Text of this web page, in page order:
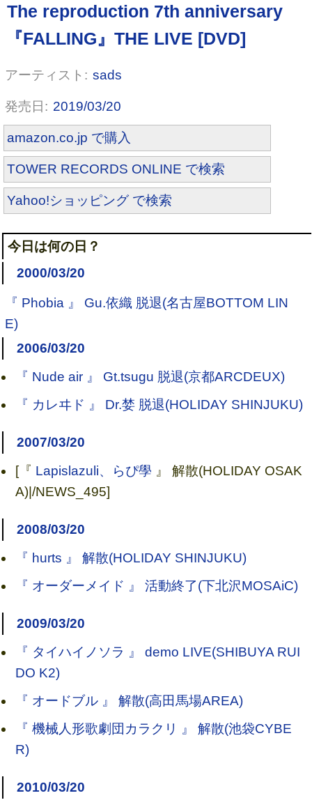
sads
2019/03/20
amazon.co.jp で購入
TOWER RECORDS ONLINE で検索
Yahoo!ショッピング で検索
今日は何の日？
2000/03/20
『 Phobia 』 Gu.依織 脱退(名古屋BOTTOM LIN
E)
2006/03/20
『 Nude air 』 Gt.tsugu 脱退(京都ARCDEUX)
『 カレヰド 』 Dr.婪 脱退(HOLIDAY SHINJUKU)
2007/03/20
[『 Lapislazuli、らぴ學 』 解散(HOLIDAY OSAK
A)|/NEWS_495]
2008/03/20
『 hurts 』 解散(HOLIDAY SHINJUKU)
『 オーダーメイド 』 活動終了(下北沢MOSAiC)
2009/03/20
『 タイハイノソラ 』 demo LIVE(SHIBUYA RUI
DO K2)
『 オードブル 』 解散(高田馬場AREA)
『 機械人形歌劇団カラクリ 』 解散(池袋CYBE
R)
2010/03/20